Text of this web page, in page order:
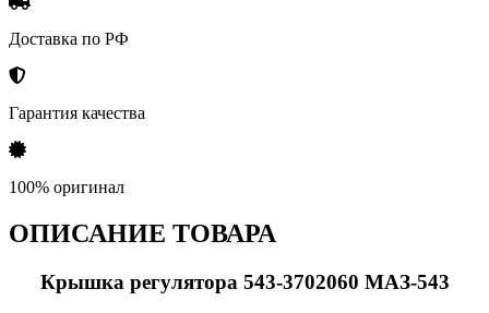
Доставка по РФ
Гарантия качества
100% оригинал
ОПИСАНИЕ ТОВАРА
Крышка регулятора 543-3702060 МАЗ-543